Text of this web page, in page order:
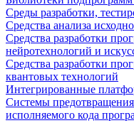
Среды разработки,
Средства анализа
Средства разработки
нейротехнологий и
Средства разработки
квантовых технологий
Интегрированные
Системы
исполняемого кода